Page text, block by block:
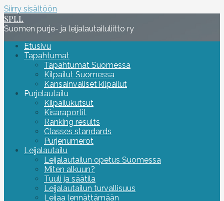
Siirry sisältöön
SPLL
Suomen purje- ja leijalautailuliitto ry
Etusivu
Tapahtumat
Tapahtumat Suomessa
Kilpailut Suomessa
Kansainväliset kilpailut
Purjelautailu
Kilpailukutsut
Kisaraportit
Ranking results
Classes standards
Purjenumerot
Leijalautailu
Leijalautailun opetus Suomessa
Miten alkuun?
Tuuli ja säätila
Leijalautailun turvallisuus
Leijaa lennättämään